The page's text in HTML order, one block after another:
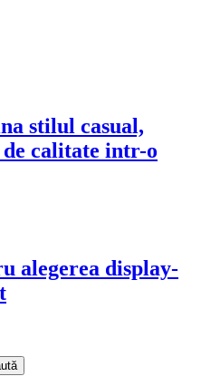
stilul casual,
calitate intr-o
alegerea display-